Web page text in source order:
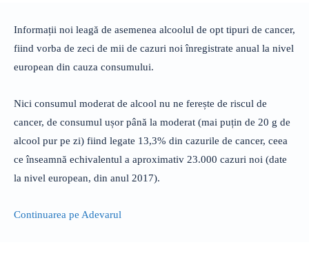
Informații noi leagă de asemenea alcoolul de opt tipuri de cancer,
fiind vorba de zeci de mii de cazuri noi înregistrate anual la nivel
european din cauza consumului.
Nici consumul moderat de alcool nu ne ferește de riscul de
cancer, de consumul ușor până la moderat (mai puțin de 20 g de
alcool pur pe zi) fiind legate 13,3% din cazurile de cancer, ceea
ce înseamnă echivalentul a aproximativ 23.000 cazuri noi (date
la nivel european, din anul 2017).
Continuarea pe Adevarul